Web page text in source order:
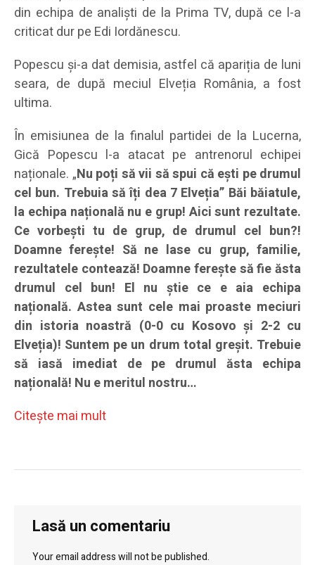
din echipa de analiști de la Prima TV, după ce l-a
criticat dur pe Edi Iordănescu.
Popescu și-a dat demisia, astfel că apariția de luni
seara, de după meciul Elveția România, a fost
ultima.
În emisiunea de la finalul partidei de la Lucerna,
Gică Popescu l-a atacat pe antrenorul echipei
naționale. „Nu poți să vii să spui că ești pe drumul
cel bun. Trebuia să îți dea 7 Elveția” Băi băiatule,
la echipa națională nu e grup! Aici sunt rezultate.
Ce vorbești tu de grup, de drumul cel bun?!
Doamne ferește! Să ne lase cu grup, familie,
rezultatele contează! Doamne ferește să fie ăsta
drumul cel bun! El nu știe ce e aia echipa
națională. Astea sunt cele mai proaste meciuri
din istoria noastră (0-0 cu Kosovo și 2-2 cu
Elveția)! Suntem pe un drum total greșit. Trebuie
să iasă imediat de pe drumul ăsta echipa
națională! Nu e meritul nostru…
Citeşte mai mult
Lasă un comentariu
Your email address will not be published.